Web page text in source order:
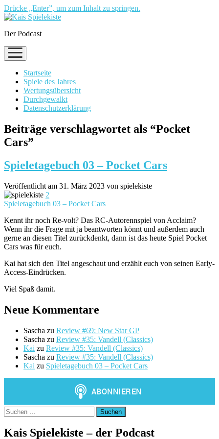
Drücke „Enter”, um zum Inhalt zu springen.
Der Podcast
Menü
öffnen
Startseite
Spiele des Jahres
Wertungsübersicht
Durchgewalkt
Datenschutzerklärung
Beiträge verschlagwortet als “Pocket
Cars”
Spieletagebuch 03 – Pocket Cars
Veröffentlicht am 31. März 2023 von spielekiste
2
Spieletagebuch 03 – Pocket Cars
Kennt ihr noch Re-volt? Das RC-Autorennspiel von Acclaim?
Wenn ihr die Frage mit ja beantworten könnt und außerdem auch
gerne an diesen Titel zurückdenkt, dann ist das heute Spiel Pocket
Cars was für euch.
Kai hat sich den Titel angeschaut und erzählt euch von seinen Early-
Access-Eindrücken.
Viel Spaß damit.
Neue Kommentare
Sascha zu Review #69: New Star GP
Sascha zu Review #35: Vandell (Classics)
Kai zu Review #35: Vandell (Classics)
Sascha zu Review #35: Vandell (Classics)
Kai zu Spieletagebuch 03 – Pocket Cars
Suchen
nach:
Kais Spielekiste – der Podcast